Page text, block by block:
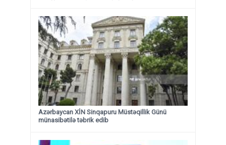
Azərbaycan XİN Sinqapuru Müstəqillik Günü
münasibətilə təbrik edib